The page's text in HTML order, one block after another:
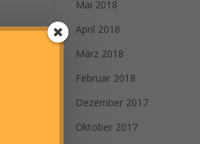
Mai 2018
April 2018
März 2018
Februar 2018
Dezember 2017
Oktober 2017